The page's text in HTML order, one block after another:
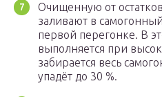
Очищенную от
заливают в
первой перегонке. В
выполняется при
забирается весь
упадёт до 30 %.